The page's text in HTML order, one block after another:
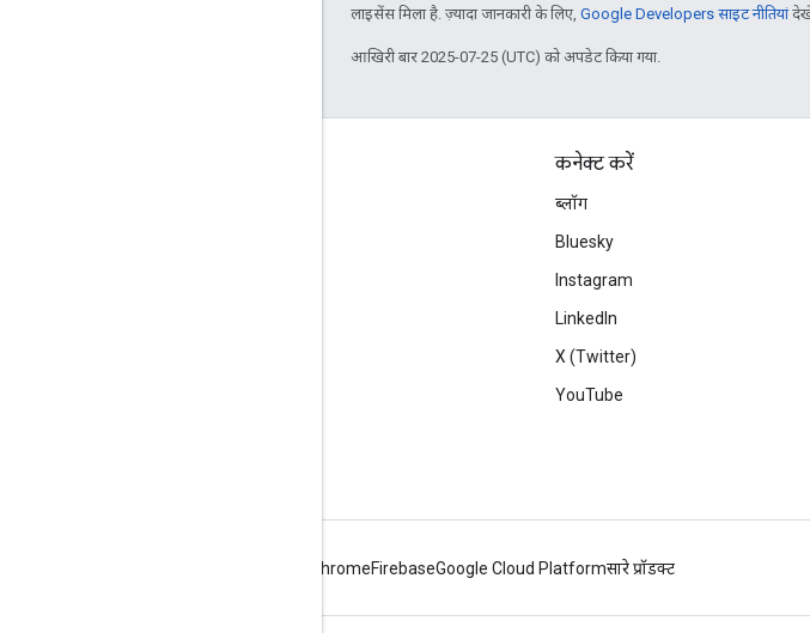
लाइसेंस मिला है. ज़्यादा जानकारी के लिए, Google Developers साइट नीतियां
आखिरी बार 2025-07-25 (UTC) को अपडेट किया गया.
कनेक्ट करें
ब्लॉग
Bluesky
Instagram
LinkedIn
X (Twitter)
YouTube
ChromeFirebaseGoogle Cloud Platformसारे प्रॉडक्ट